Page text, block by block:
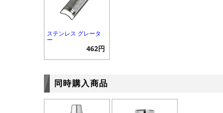
ステンレス グレータ
ー
462円
同時購入商品